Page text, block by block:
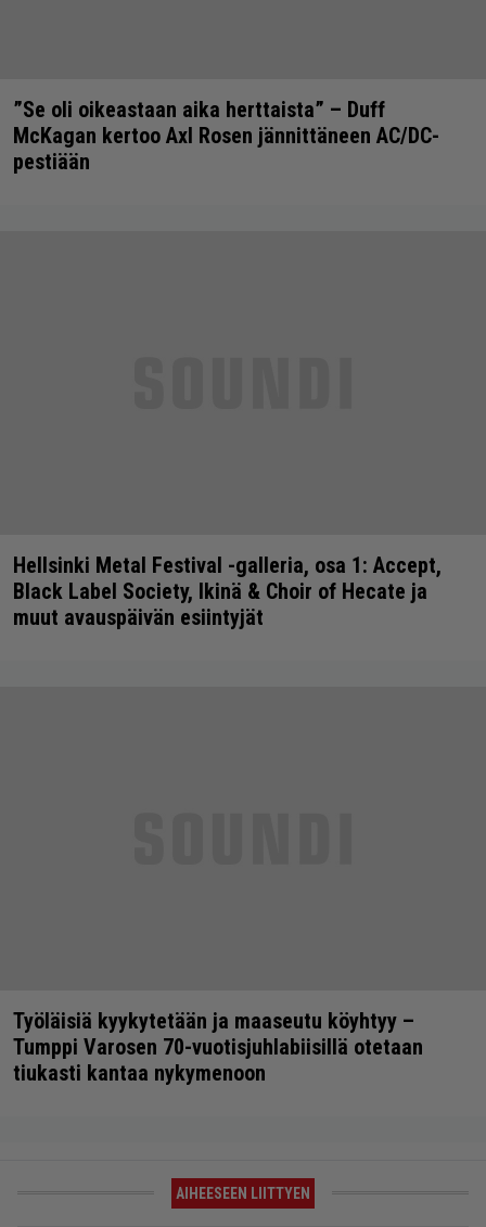
”Se oli oikeastaan aika herttaista” – Duff
McKagan kertoo Axl Rosen jännittäneen AC/DC-
pestiään
Hellsinki Metal Festival -galleria, osa 1: Accept,
Black Label Society, Ikinä & Choir of Hecate ja
muut avauspäivän esiintyjät
Työläisiä kyykytetään ja maaseutu köyhtyy –
Tumppi Varosen 70-vuotisjuhlabiisillä otetaan
tiukasti kantaa nykymenoon
AIHEESEEN LIITTYEN